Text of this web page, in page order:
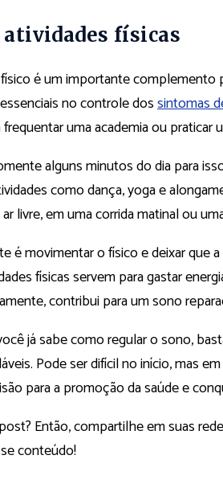
atividades físicas
é um importante complemento
no controle dossintomas
uma academia ou praticar
alguns minutos do dia para
como dança, yoga e
livre, em uma corrida matinal ou
é movimentar o físico e deixar que
físicas servem para gastar
contribui para um sono
já sabe como regular o sono,
Pode ser difícil no início, mas
para a promoção da saúde e
Então, compartilhe em suas
conteúdo!